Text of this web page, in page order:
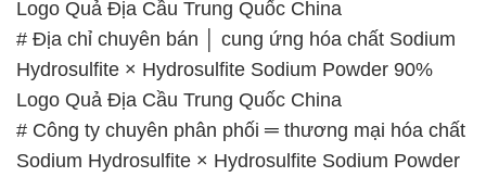
Logo Quả Địa Cầu Trung Quốc China
# Địa chỉ chuyên bán │ cung ứng hóa chất Sodium
Hydrosulfite × Hydrosulfite Sodium Powder 90%
Logo Quả Địa Cầu Trung Quốc China
# Công ty chuyên phân phối ═ thương mại hóa chất
Sodium Hydrosulfite × Hydrosulfite Sodium Powder